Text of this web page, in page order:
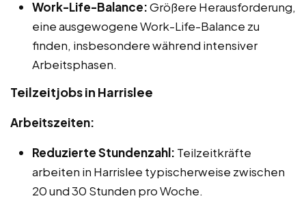
Work-Life-Balance:Größere Herausforderung,
eine ausgewogene Work-Life-Balance zu
finden, insbesondere während intensiver
Arbeitsphasen.
Teilzeitjobs in Harrislee
Arbeitszeiten:
Reduzierte Stundenzahl: Teilzeitkräfte
arbeiten in Harrislee typischerweise zwischen
20 und 30 Stunden pro Woche.